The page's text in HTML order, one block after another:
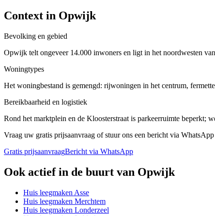
Context in Opwijk
Bevolking en gebied
Opwijk telt ongeveer 14.000 inwoners en ligt in het noordwesten
Woningtypes
Het woningbestand is gemengd: rijwoningen in het centrum,
Bereikbaarheid en logistiek
Rond het marktplein en de Kloosterstraat is parkeerruimte beperkt;
Vraag uw gratis prijsaanvraag of stuur ons een bericht via WhatsApp
Gratis prijsaanvraagBericht via WhatsApp
Ook actief in de buurt van Opwijk
Huis leegmaken Asse
Huis leegmaken Merchtem
Huis leegmaken Londerzeel